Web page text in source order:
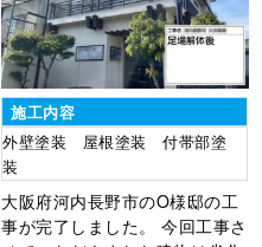
施工内容
外壁塗装 屋根塗装 付帯部塗
装
大阪府河内長野市のO様邸の工
事が完了しました。 今回工事さ